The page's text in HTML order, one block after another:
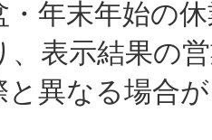
年末年始の
、表示結果の
なる場合が